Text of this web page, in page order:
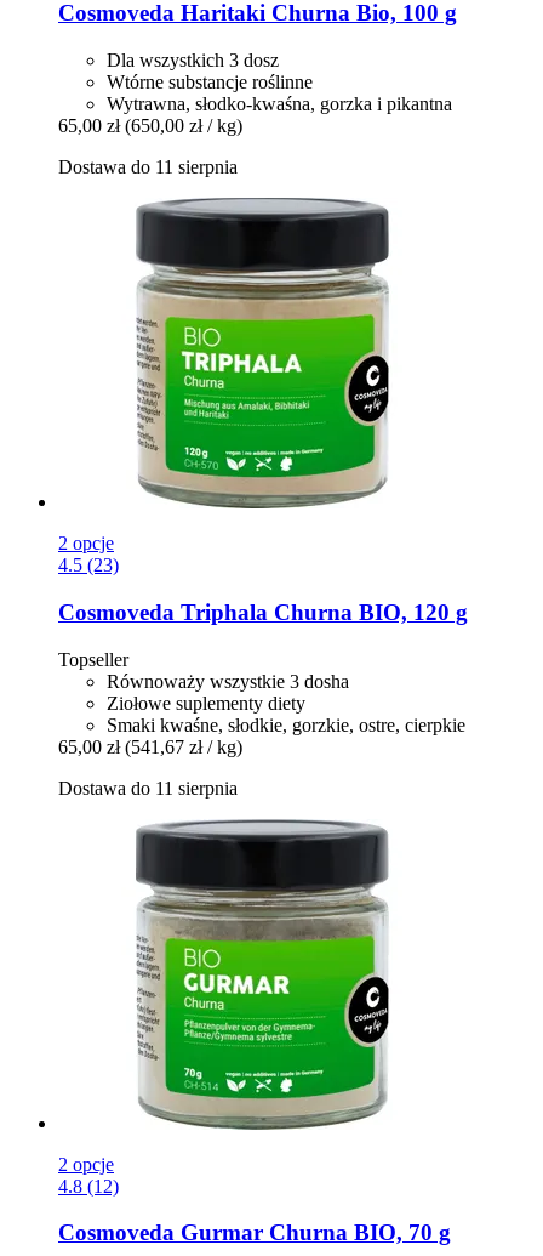
Cosmoveda Haritaki Churna Bio, 100 g
Dla wszystkich 3 dosz
Wtórne substancje roślinne
Wytrawna, słodko-kwaśna, gorzka i pikantna
65,00 zł (650,00 zł / kg)
Dostawa do 11 sierpnia
2 opcje
4.5 (23)
Cosmoveda Triphala Churna BIO, 120 g
Topseller
Równoważy wszystkie 3 dosha
Ziołowe suplementy diety
Smaki kwaśne, słodkie, gorzkie, ostre, cierpkie
65,00 zł (541,67 zł / kg)
Dostawa do 11 sierpnia
2 opcje
4.8 (12)
Cosmoveda Gurmar Churna BIO, 70 g